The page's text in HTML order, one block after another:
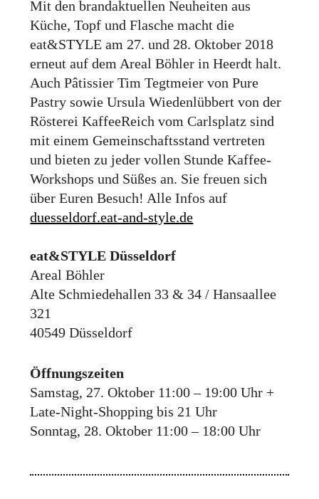
Mit den brand­aktuellen Neu­heiten aus
Küche, Topf und Flasche macht die
eat&STYLE am 27. und 28. Oktober 2018
erneut auf dem Areal Böhler in Heerdt halt.
Auch Pâtissier Tim Tegtmeier von Pure
Pastry sowie Ursula Wiedenlübbert von der
Rösterei KaffeeReich vom Carlsplatz sind
mit einem Ge­meinschafts­stand ver­treten
und bieten zu jeder vollen Stunde Kaffee-
Workshops und Süßes an. Sie freuen sich
über Euren Besuch! Alle Infos auf
duesseldorf.eat-and-style.de
eat&STYLE Düsseldorf
Areal Böhler
Alte Schmiedehallen 33 & 34 / Hansaallee
321
40549 Düsseldorf
Öffnungszeiten
Samstag, 27. Oktober 11:00 – 19:00 Uhr +
Late-Night-Shopping bis 21 Uhr
Sonntag, 28. Oktober 11:00 – 18:00 Uhr